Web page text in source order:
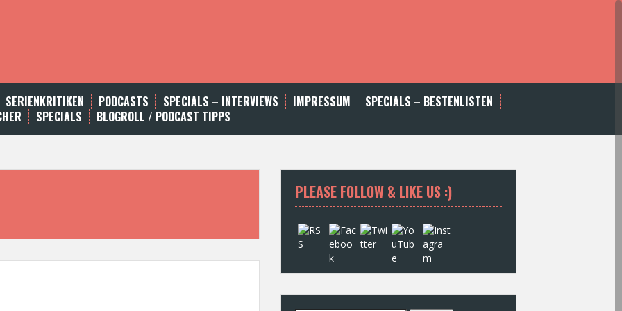
SERIENKRITIKEN PODCASTS SPECIALS – INTERVIEWS IMPRESSUM
SPECIALS – BESTENLISTEN
SPECIALS BLOGROLL / PODCAST TIPPS
PLEASE FOLLOW & LIKE US :)